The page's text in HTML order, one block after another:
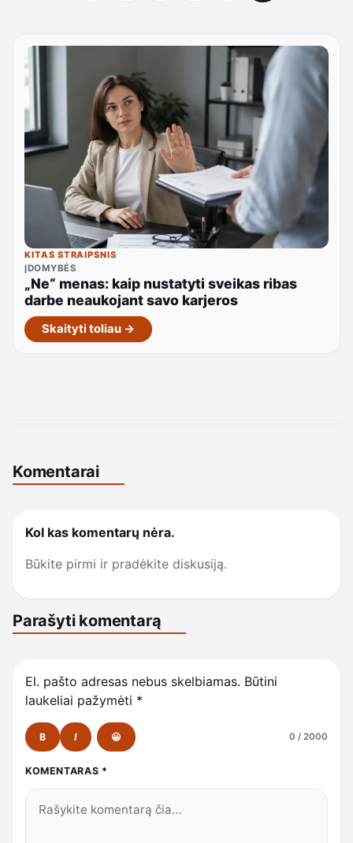
KITAS STRAIPSNIS
ĮDOMYBĖS
„Ne“ menas: kaip nustatyti sveikas ribas
darbe neaukojant savo karjeros
Skaityti toliau →
Komentarai
Kol kas komentarų nėra.
Būkite pirmi ir pradėkite diskusiją.
Parašyti komentarą
El. pašto adresas nebus skelbiamas. Būtini
laukeliai pažymėti *
B I 😀 0 / 2000
KOMENTARAS *